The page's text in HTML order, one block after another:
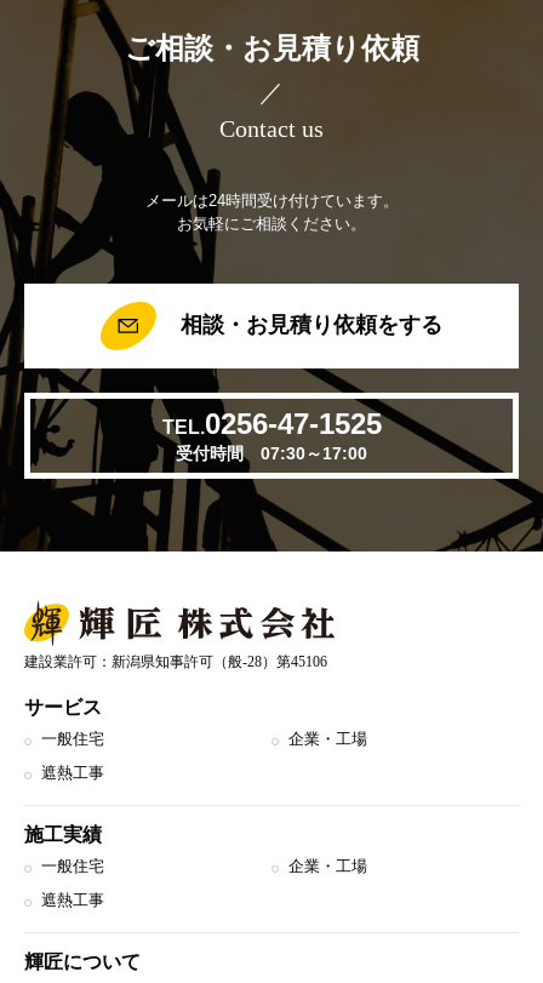
ご相談・お見積り依頼
／
Contact us
メールは24時間受け付けています。
お気軽にご相談ください。
相談・お見積り依頼をする
TEL.0256-47-1525
受付時間 07:30～17:00
建設業許可：新潟県知事許可（般-28）第45106
サービス
一般住宅
企業・工場
遮熱工事
施工実績
一般住宅
企業・工場
遮熱工事
輝匠について